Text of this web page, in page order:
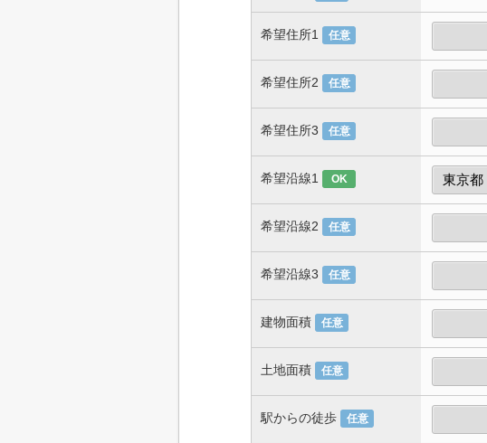
希望住所1 任意
希望住所2 任意
希望住所3 任意
希望沿線1 OK
希望沿線2 任意
希望沿線3 任意
建物面積 任意
土地面積 任意
駅からの徒歩 任意